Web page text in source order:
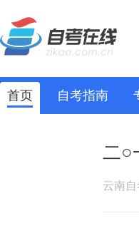
首页 自考指南
二○
云南